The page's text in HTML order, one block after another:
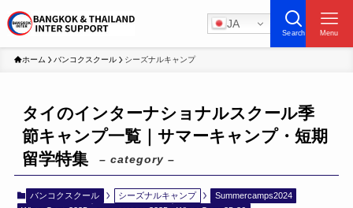
JA
Search Menu
ホーム バンコクスクール シーズナルキャンプ
タイのインターナショナルスクール季
節キャンプ一覧｜サマーキャンプ・短期
留学特集
– category –
バンコクスクール シーズナルキャンプ
Summercamps2024